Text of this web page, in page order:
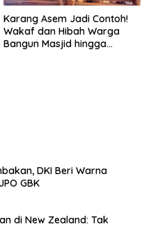
Karang Asem Jadi Contoh!
Wakaf dan Hibah Warga
Bangun Masjid hingga
DKI Beri Warna
GBK
di New Zealand: Tak